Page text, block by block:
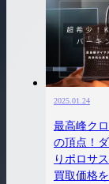
2025.01.24
最高峰ク
の頂点！
りポロサ
買取価格